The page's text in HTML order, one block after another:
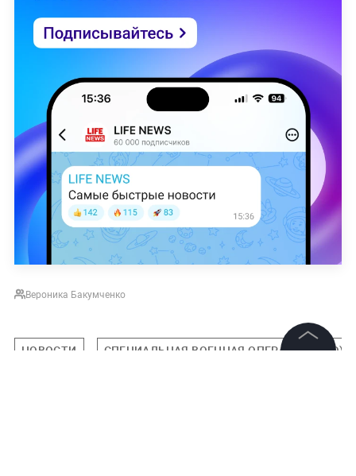
Вероника Бакумченко
НОВОСТИ СПЕЦИАЛЬНАЯ ВОЕННАЯ ОПЕРАЦИЯ (СВО)